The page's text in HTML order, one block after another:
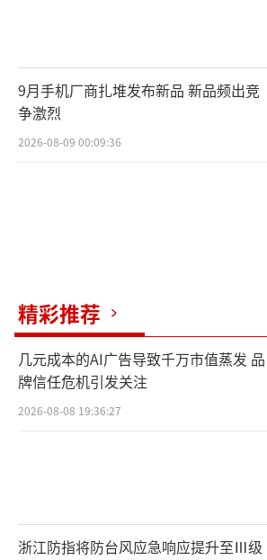
9月手机厂商扎堆发布新品 新品频出竞
争激烈
2026-08-09 00:09:36
精彩推荐
几元成本的AI广告导致千万市值蒸发 品
牌信任危机引发关注
2026-08-08 19:36:27
浙江防指将防台风应急响应提升至Ⅲ级